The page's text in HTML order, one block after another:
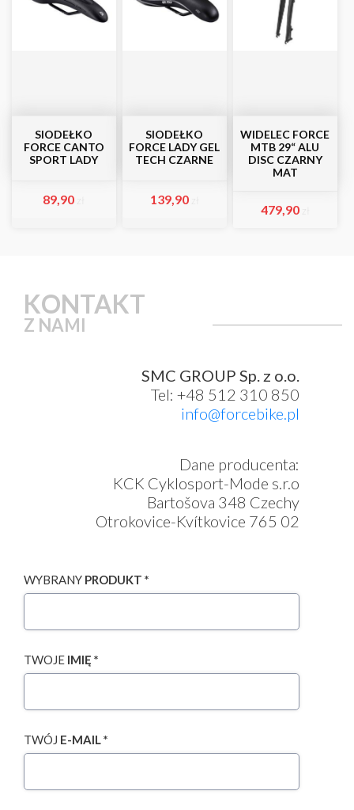
SIODEŁKO
FORCE CANTO
SPORT LADY
89,90
SIODEŁKO
FORCE LADY GEL
TECH CZARNE
139,90
WIDELEC FORCE
MTB 29“ ALU
DISC CZARNY
MAT
479,90
KONTAKT
Z NAMI
SMC GROUP Sp. z o.o.
Tel: +48 512 310 850
info@forcebike.pl
Dane producenta:
KCK Cyklosport-Mode s.r.o
Bartošova 348 Czechy
Otrokovice-Kvítkovice 765 02
WYBRANY PRODUKT *
TWOJE IMIĘ *
TWÓJ E-MAIL *